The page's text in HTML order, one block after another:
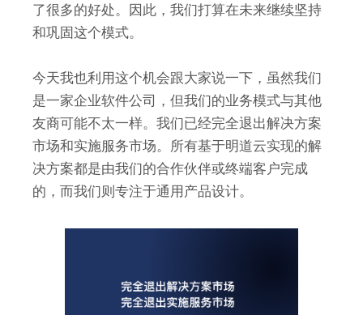
了很多的好处。因此，我们打算在未来继续坚持
和巩固这个模式。
今天我也利用这个机会跟大家说一下，虽然我们
是一家企业软件公司，但我们的业务模式与其他
友商可能不太一样。我们已经完全退出解决方案
市场和实施服务市场。所有基于明道云实现的解
决方案都是由我们的合作伙伴或终端客户完成
的，而我们则专注于通用产品设计。